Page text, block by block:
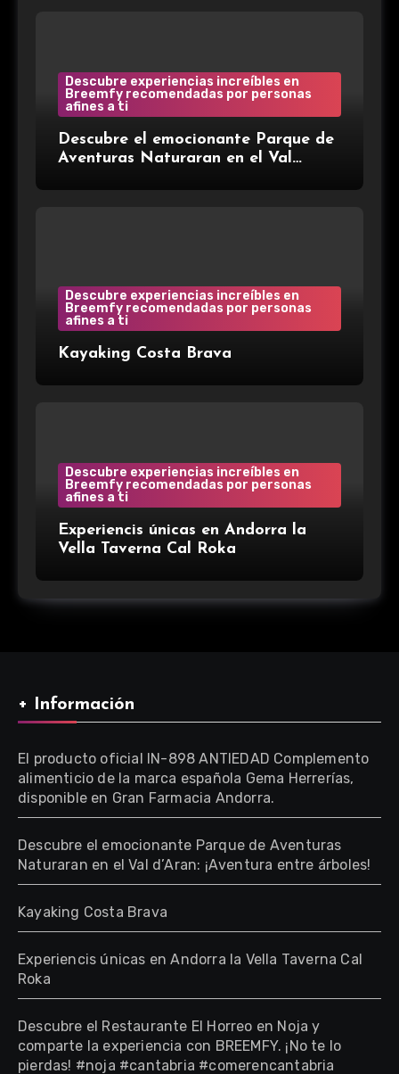
Descubre experiencias increíbles en
Breemfy recomendadas por personas
afines a ti
Descubre el emocionante Parque de
Aventuras Naturaran en el Val
Descubre experiencias increíbles en
Breemfy recomendadas por personas
afines a ti
Kayaking Costa Brava
Descubre experiencias increíbles en
Breemfy recomendadas por personas
afines a ti
Experiencis únicas en Andorra la
Vella Taverna Cal Roka
+ Información
El producto oficial IN-898 ANTIEDAD Complemento
alimenticio de la marca española Gema Herrerías,
disponible en Gran Farmacia Andorra.
Descubre el emocionante Parque de Aventuras
Naturaran en el Val d’Aran: ¡Aventura entre árboles!
Kayaking Costa Brava
Experiencis únicas en Andorra la Vella Taverna Cal
Roka
Descubre el Restaurante El Horreo en Noja y
comparte la experiencia con BREEMFY. ¡No te lo
pierdas! #noja #cantabria #comerencantabria